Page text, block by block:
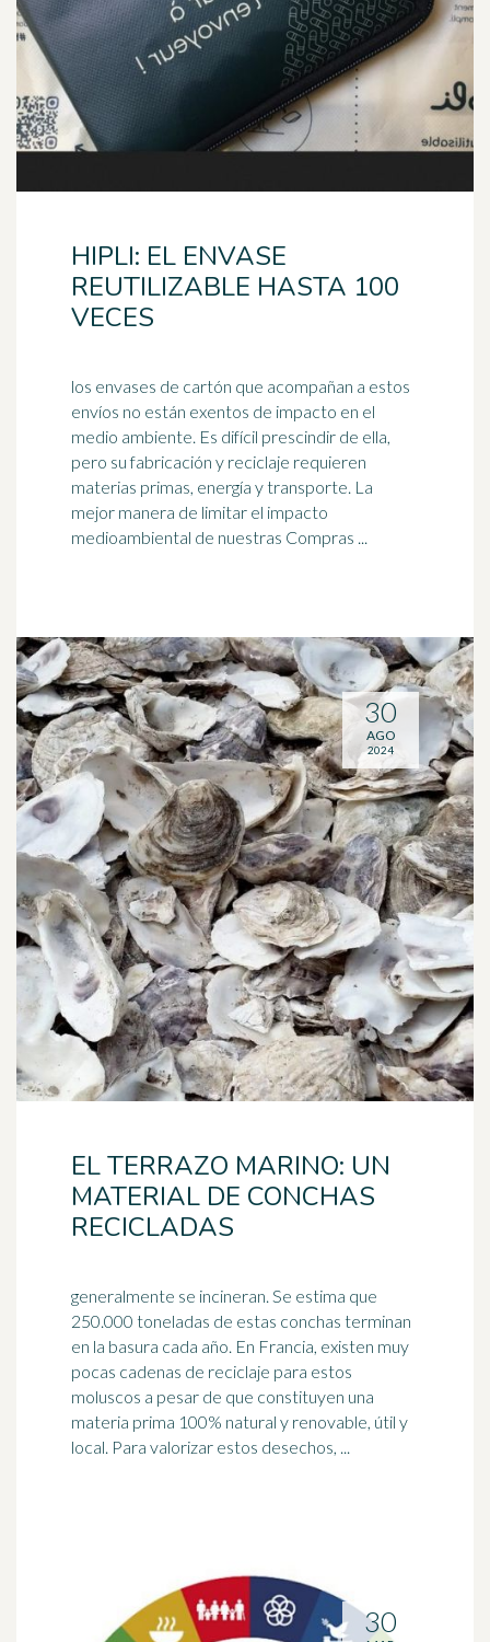
HIPLI: EL ENVASE
REUTILIZABLE HASTA 100
VECES
los envases de cartón que acompañan a estos
envíos no están exentos de impacto en el
medio ambiente. Es difícil prescindir de ella,
pero su fabricación y reciclaje requieren
materias primas, energía y transporte. La
mejor manera de limitar el impacto
medioambiental de nuestras Compras ...
EL TERRAZO MARINO: UN
MATERIAL DE CONCHAS
RECICLADAS
generalmente se incineran. Se estima que
250.000 toneladas de estas conchas terminan
en la basura cada año. En Francia, existen muy
pocas cadenas de reciclaje para estos
moluscos a pesar de que constituyen una
materia prima 100% natural y renovable, útil y
local. Para valorizar estos desechos, ...
30
AGO
2024
30